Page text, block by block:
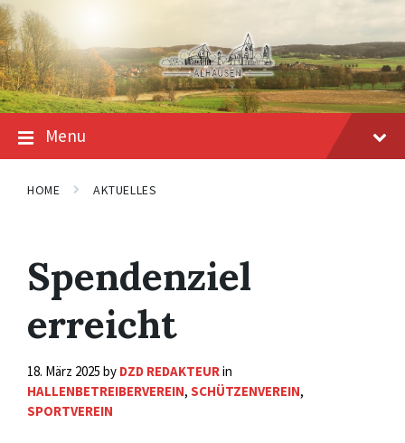
Skip
to
content
Skip
to
main
navigation
Skip
to
footer
Menu
HOME AKTUELLES
Spendenziel
erreicht
18. März 2025 by DZD REDAKTEURin
HALLENBETREIBERVEREIN, SCHÜTZENVEREIN,
SPORTVEREIN